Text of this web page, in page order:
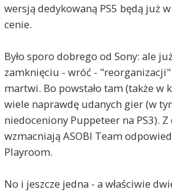
wersją dedykowaną PS5 będą już
cenie.
Było sporo dobrego od Sony: ale
zamknięciu - wróć - "reorganizacji"
martwi. Bo powstało tam (także w
wiele naprawdę udanych gier (w
niedoceniony Puppeteer na PS3).
wzmacniają ASOBI Team
Playroom.
No i jeszcze jedna - a właściwie